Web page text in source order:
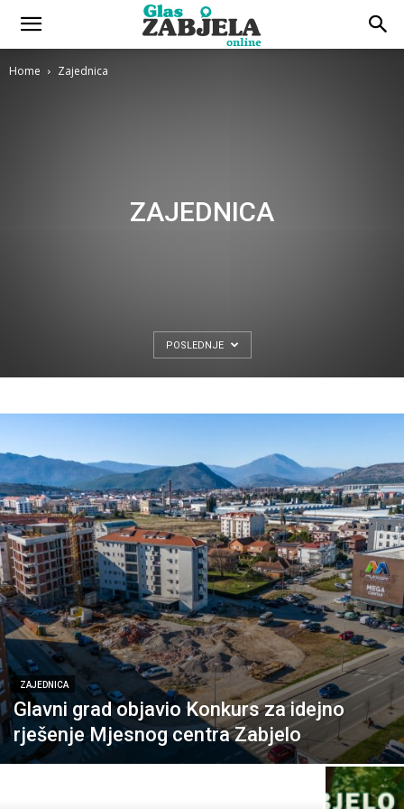
Home Zajednica
ZAJEDNICA
POSLEDNJE
ZAJEDNICA
Glavni grad objavio Konkurs za idejno
rješenje Mjesnog centra Zabjelo